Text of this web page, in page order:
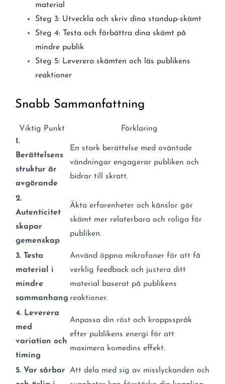
material
Steg 3: Utveckla och skriv dina standup-skämt
Steg 4: Testa och förbättra dina skämt på
mindre publik
Steg 5: Leverera skämten och läs publikens
reaktioner
Snabb Sammanfattning
Viktig Punkt
Förklaring
1.
Berättelsens
struktur är
avgörande
En stark berättelse med oväntade
vändningar engagerar publiken och
bidrar till skratt.
2.
Autenticitet
skapar
gemenskap
Äkta erfarenheter och känslor gör
skämt mer relaterbara och roliga för
publiken.
3. Testa
material i
mindre
sammanhang
Använd öppna mikrofoner för att få
verklig feedback och justera ditt
material baserat på publikens
reaktioner.
4. Leverera
med
variation och
timing
Anpassa din röst och kroppsspråk
efter publikens energi för att
maximera komedins effekt.
5. Var sårbar
Att dela med sig av misslyckanden och